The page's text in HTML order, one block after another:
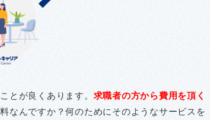
とが良くあります。 求職者の方から費用を頂く
なんですか？何のためにそのようなサービスを